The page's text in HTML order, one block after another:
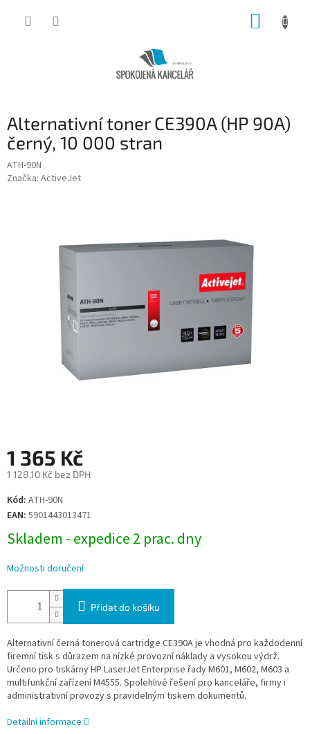
Alternativní toner CE390A (HP 90A)
černý, 10 000 stran
ATH-90N
Značka: ActiveJet
1 365 Kč
1 128,10 Kč bez DPH
Měrná
cena:
Kód: ATH-90N
EAN: 5901443013471
Skladem - expedice 2 prac. dny
Možnosti doručení
Přidat do košíku
Alternativní černá tonerová cartridge CE390A je vhodná pro každodenní
firemní tisk s důrazem na nízké provozní náklady a vysokou výdrž.
Určeno pro tiskárny HP LaserJet Enterprise řady M601, M602, M603 a
multifunkční zařízení M4555. Spolehlivé řešení pro kanceláře, firmy i
administrativní provozy s pravidelným tiskem dokumentů.
Detailní informace